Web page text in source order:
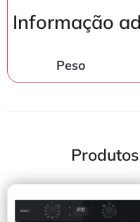
Informação
Peso